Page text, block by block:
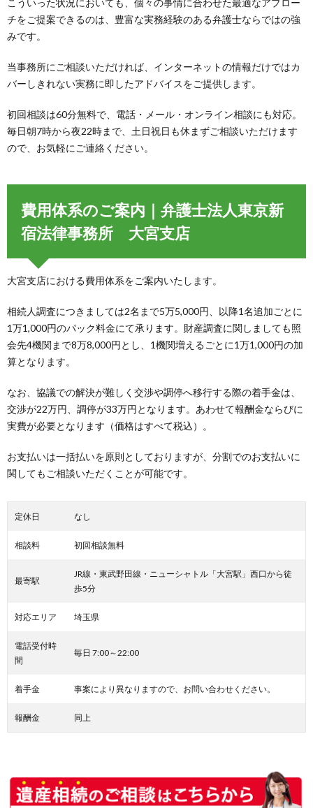
こういった状況においても、個々の事情に合わせた最適なアプロー
チをご提案できるのは、豊富な実務経験のある弁護士ならではの強
みです。
当事務所にご相談いただければ、インターネットの情報だけではカ
バーしきれない実務に即したアドバイスをご提供します。
初回相談は60分無料で、電話・メール・オンライン相談にも対応。
毎日朝7時から夜22時まで、土日祝日も休まずご相談いただけます
ので、お気軽にご連絡ください。
費用体系のご案内｜弁護士法人東京新
宿法律事務所 大宮支店
大宮支店における費用体系をご案内いたします。
相続人調査につきましては2名まで5万5,000円、以降1名追加ごとに
1万1,000円のパック料金にて承ります。財産調査に関しましても照
会先4機関まで8万8,000円とし、1機関増えるごとに1万1,000円の加
算となります。
なお、協議での解決が難しく交渉や調停へ移行する際の着手金は、
交渉が22万円、調停が33万円となります。あわせて報酬金ならびに
実費が必要となります（価格はすべて税込）。
お支払いは一括払いを原則としておりますが、分割でのお支払いに
関してもご相談いただくことが可能です。
定休日 なし
相談料 初回相談無料
最寄駅
JR線・東武野田線・ニューシャトル「大宮駅」西口から徒
歩5分
対応エリア 埼玉県
電話受付時
間
毎日 7:00～22:00
着手金 事案により異なりますので、お問い合わせください。
報酬金 同上